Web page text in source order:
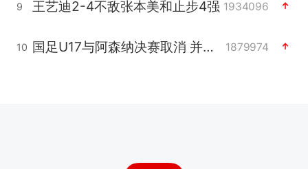
9 王艺迪2-4不敌张本美和止步4强 1934096
10 国足U17与阿森纳决赛取消 并列冠军 1879974